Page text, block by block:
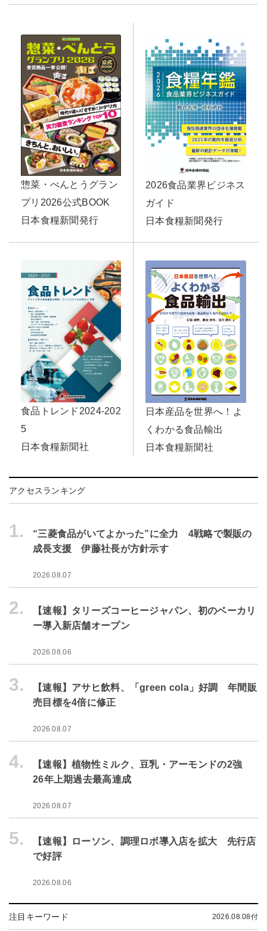
惣菜・べんとうグラン
プリ2026公式BOOK
日本食糧新聞発行
2026食品業界ビジネス
ガイド
日本食糧新聞発行
食品トレンド2024-202
5
日本食糧新聞社
日本産品を世界へ！よ
くわかる食品輸出
日本食糧新聞社
アクセスランキング
1.
“三菱食品がいてよかった”に全力 4戦略で製販の
成長支援 伊藤社長が方針示す
2026.08.07
2.
【速報】タリーズコーヒージャパン、初のベーカリ
ー導入新店舗オープン
2026.08.06
3.
【速報】アサヒ飲料、「green cola」好調 年間販
売目標を4倍に修正
2026.08.07
4.
【速報】植物性ミルク、豆乳・アーモンドの2強
26年上期過去最高達成
2026.08.07
5.
【速報】ローソン、調理ロボ導入店を拡大 先行店
で好評
2026.08.06
注目キーワード 2026.08.08付